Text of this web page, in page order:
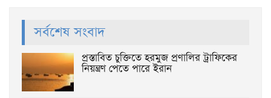
সর্বশেষ সংবাদ
প্রস্তাবিত চুক্তিতে হরমুজ প্রণালির ট্রাফিকের
নিয়ন্ত্রণ পেতে পারে ইরান